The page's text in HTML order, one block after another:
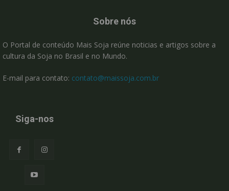
Sobre nós
O Portal de conteúdo Mais Soja reúne noticias e artigos sobre a
cultura da Soja no Brasil e no Mundo.
E-mail para contato: contato@maissoja.com.br
Siga-nos